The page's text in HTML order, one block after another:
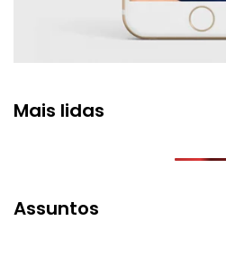
Mais lidas
Assuntos